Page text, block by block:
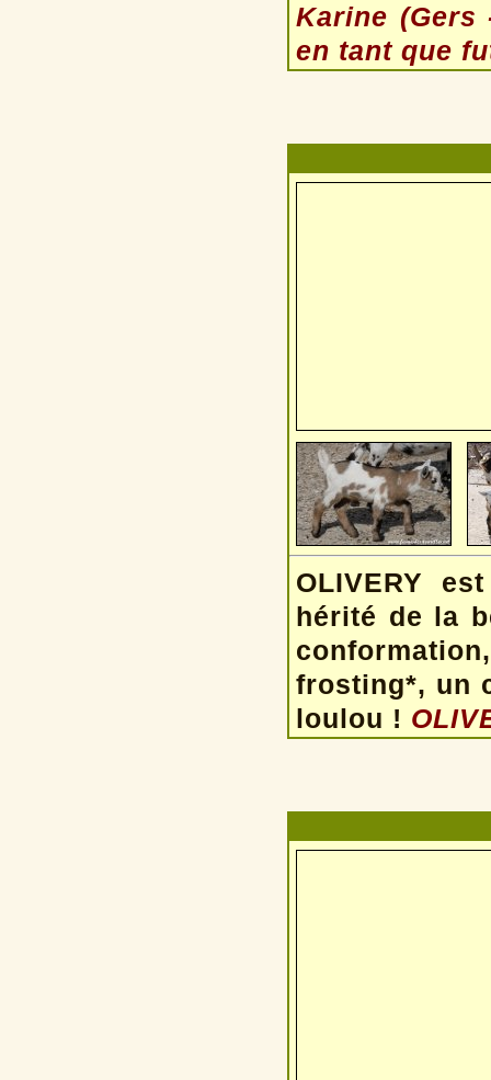
Karine (Gers
en tant que
OLIVERY
hérité de la
frosting*, un
loulou !